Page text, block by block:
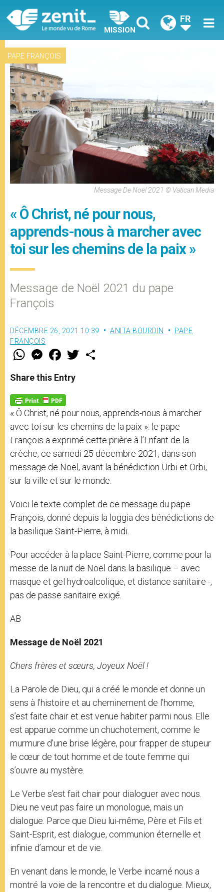
MISSION
FR
PAPE FRANÇOIS
Message De Noël 2021 © Vatican Media
« Ô Christ, né pour nous,
apprends-nous à marcher avec
toi sur les chemins de la paix »
Message de Noël 2021 du pape
François
DÉCEMBRE 26, 2021 10:39 ANITA BOURDIN
PAPE
FRANÇOIS
W
t
s
p
p
M
e
s
e
g
e
r
F
a
e
b
o
k
w
Share this Entry
« Ô Christ, né pour nous, apprends-nous à marcher
avec toi sur les chemins de la paix »: le pape
François a exprimé cette prière à l’Enfant de la
crèche, ce samedi 25 décembre 2021, dans son
message de Noël, avant la bénédiction Urbi et Orbi,
sur la ville et sur le monde.
Voici le texte complet de ce message du pape
François, donné depuis la loggia des bénédictions de
la basilique Saint-Pierre, à midi.
Pour accéder à la place Saint-Pierre, comme pour la
messe de la nuit de Noël dans la basilique – avec
masque et gel hydroalcolique, et distance sanitaire -,
pas de passe sanitaire exigé.
AB
Message de Noël 2021
Chers frères et sœurs, Joyeux Noël !
La Parole de Dieu, qui a créé le monde et donne un
sens à l’histoire et au cheminement de l’homme,
s’est faite chair et est venue habiter parmi nous. Elle
est apparue comme un chuchotement, comme le
murmure d’une brise légère, pour frapper de stupeur
le cœur de tout homme et de toute femme qui
s’ouvre au mystère.
Le Verbe s’est fait chair pour dialoguer avec nous.
Dieu ne veut pas faire un monologue, mais un
dialogue. Parce que Dieu lui-même, Père et Fils et
Saint-Esprit, est dialogue, communion éternelle et
infinie d’amour et de vie.
En venant dans le monde, le Verbe incarné nous a
montré la voie de la rencontre et du dialogue. Mieux,